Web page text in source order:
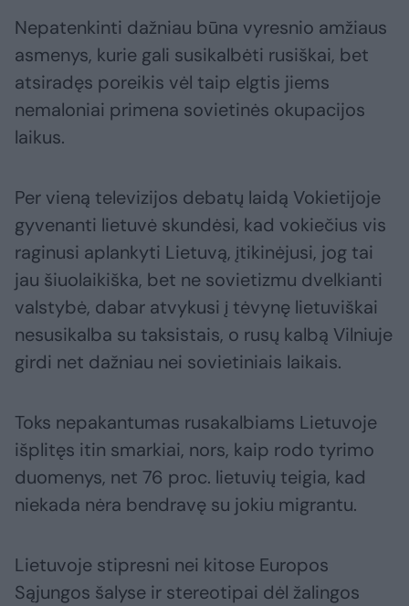
Nepatenkinti dažniau būna vyresnio amžiaus
asmenys, kurie gali susikalbėti rusiškai, bet
atsiradęs poreikis vėl taip elgtis jiems
nemaloniai primena sovietinės okupacijos
laikus.
Per vieną televizijos debatų laidą Vokietijoje
gyvenanti lietuvė skundėsi, kad vokiečius vis
raginusi aplankyti Lietuvą, įtikinėjusi, jog tai
jau šiuolaikiška, bet ne sovietizmu dvelkianti
valstybė, dabar atvykusi į tėvynę lietuviškai
nesusikalba su taksistais, o rusų kalbą Vilniuje
girdi net dažniau nei sovietiniais laikais.
Toks nepakantumas rusakalbiams Lietuvoje
išplitęs itin smarkiai, nors, kaip rodo tyrimo
duomenys, net 76 proc. lietuvių teigia, kad
niekada nėra bendravę su jokiu migrantu.
Lietuvoje stipresni nei kitose Europos
Sąjungos šalyse ir stereotipai dėl žalingos